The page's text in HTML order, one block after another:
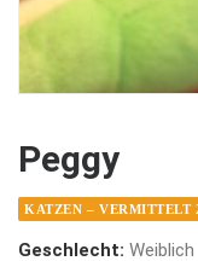
Peggy
KATZEN – VERMITTELT
Geschlecht: Weiblich